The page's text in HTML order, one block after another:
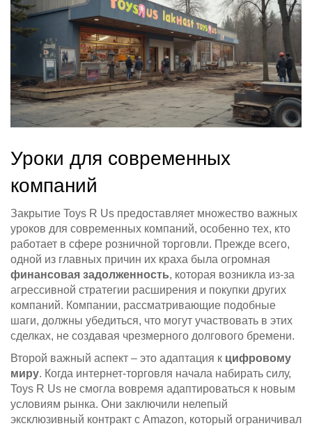
Уроки для современных
компаний
Закрытие Toys R Us предоставляет множество важных
уроков для современных компаний, особенно тех, кто
работает в сфере розничной торговли. Прежде всего,
одной из главных причин их краха была огромная
финансовая задолженность, которая возникла из-за
агрессивной стратегии расширения и покупки других
компаний. Компании, рассматривающие подобные
шаги, должны убедиться, что могут участвовать в этих
сделках, не создавая чрезмерного долгового бремени.
Второй важный аспект – это адаптация к цифровому
миру. Когда интернет-торговля начала набирать силу,
Toys R Us не смогла вовремя адаптироваться к новым
условиям рынка. Они заключили нелепый
эксклюзивный контракт с Amazon, который ограничивал